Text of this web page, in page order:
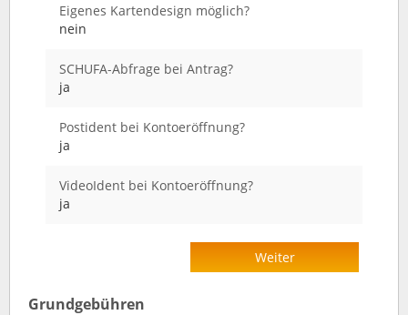
Eigenes Kartendesign möglich?
nein
SCHUFA-Abfrage bei Antrag?
ja
Postident bei Kontoeröffnung?
ja
VideoIdent bei Kontoeröffnung?
ja
Weiter
Grundgebühren